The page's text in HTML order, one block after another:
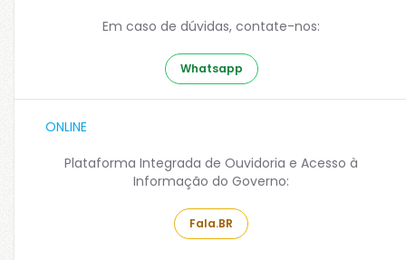
Em caso de dúvidas, contate-nos:
Whatsapp
ONLINE
Plataforma Integrada de Ouvidoria e Acesso à
Informação do Governo:
Fala.BR